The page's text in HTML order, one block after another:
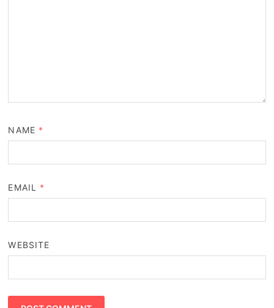
NAME *
EMAIL *
WEBSITE